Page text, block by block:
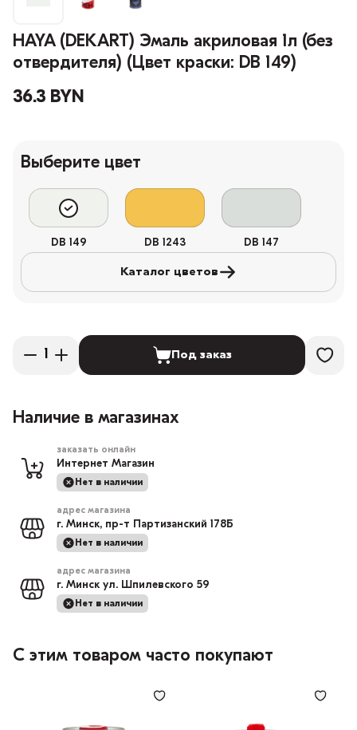
HAYA (DEKART) Эмаль акриловая 1л (без
отвердителя) (Цвет краски: DB 149)
36.3 BYN
Выберите цвет
DB 149 DB 1243 DB 147
Каталог цветов
Под заказ
Наличие в магазинах
заказать онлайн
Интернет Магазин
Нет в наличии
адрес магазина
г. Минск, пр-т Партизанский 178Б
Нет в наличии
адрес магазина
г. Минск ул. Шпилевского 59
Нет в наличии
С этим товаром часто покупают